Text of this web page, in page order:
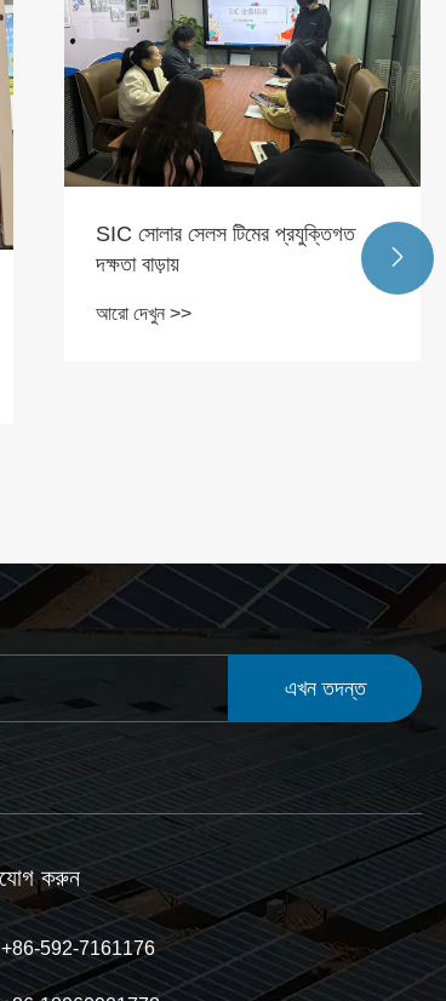
SIC সোলার সেলস টিমের প্রযুক্তিগত
দক্ষতা বাড়ায়
আরো দেখুন >>

এখন তদন্ত
করুন
+86-592-7161176